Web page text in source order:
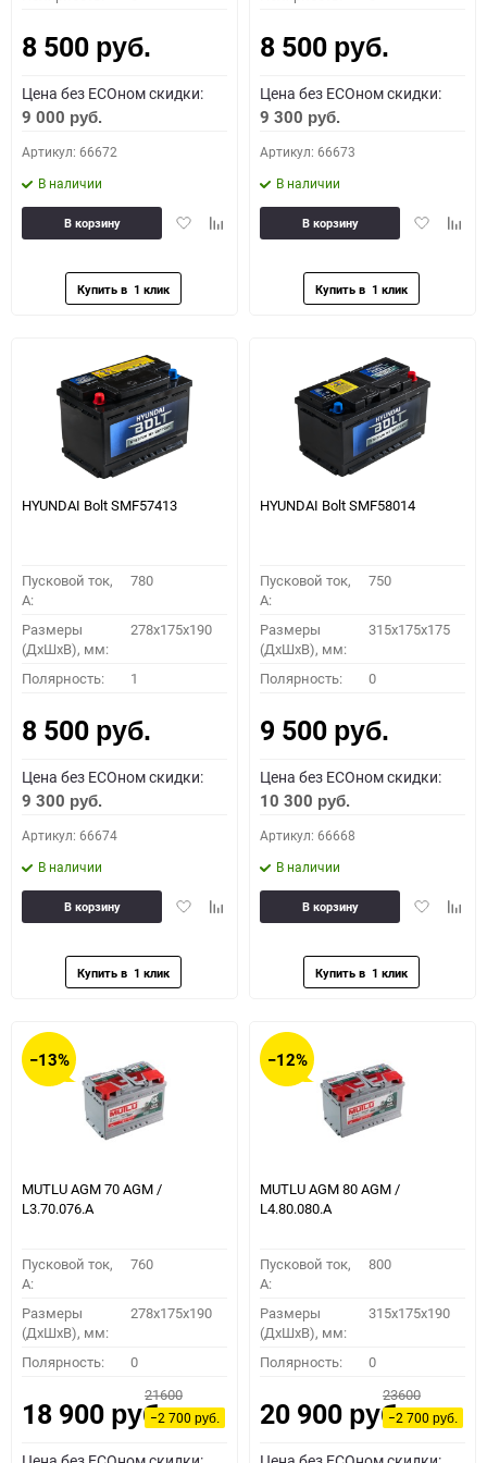
8 500 руб.
Цена без ECOном скидки:
9 000 руб.
Артикул: 66672
В наличии
ДобавитьДобавить
В корзину
8 500 руб.
Цена без ECOном скидки:
9 300 руб.
Артикул: 66673
В наличии
Добавить
В корзину
HYUNDAI Bolt SMF57413
Пусковой ток,
A:
780
Размеры
(ДхШхВ), мм:
278x175x190
Полярность: 1
8 500 руб.
Цена без ECOном скидки:
9 300 руб.
Артикул: 66674
В наличии
ДобавитьДобавить
В корзину
HYUNDAI Bolt SMF58014
Пусковой ток,
A:
750
Размеры
(ДхШхВ), мм:
315x175x175
Полярность: 0
9 500 руб.
Цена без ECOном скидки:
10 300 руб.
Артикул: 66668
В наличии
Добавить
В корзину
−13%
MUTLU AGM 70 AGM /
L3.70.076.A
Пусковой ток,
A:
760
Размеры
(ДхШхВ), мм:
278x175x190
Полярность: 0
18 900 руб.
21600
−2 700руб.
−12%
MUTLU AGM 80 AGM /
L4.80.080.A
Пусковой ток,
A:
800
Размеры
(ДхШхВ), мм:
315x175x190
Полярность: 0
20 900 руб.
23600
−2 700руб.